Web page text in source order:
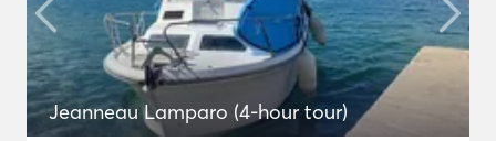
Jeanneau Lamparo (4-hour tour)